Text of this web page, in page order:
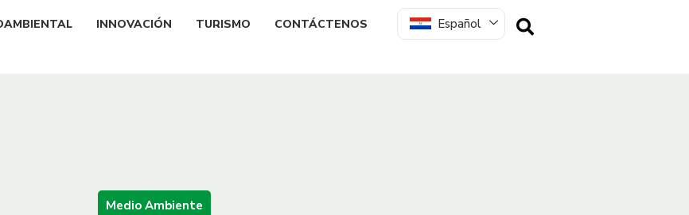
INNOVACIÓN TURISMO CONTÁCTENOS Español
Medio Ambiente